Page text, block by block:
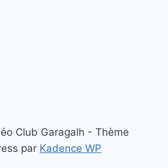
Club Garagalh - Thème
par Kadence WP